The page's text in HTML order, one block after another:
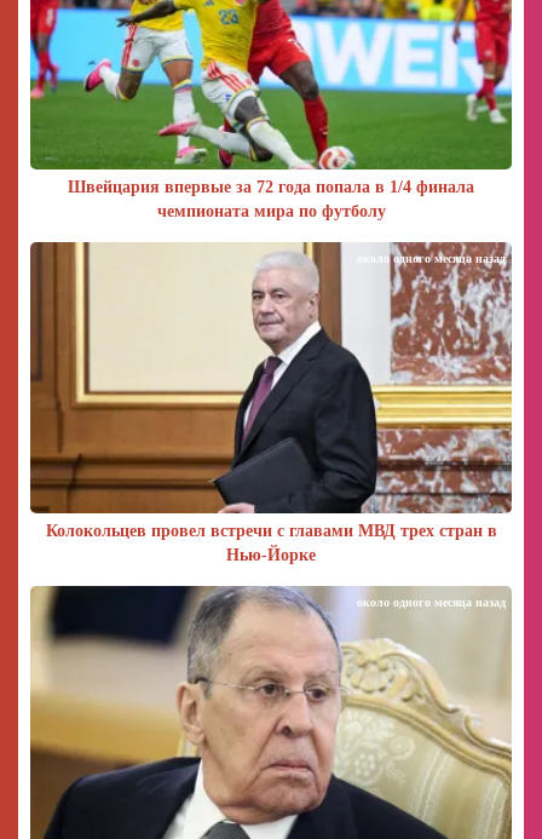
Швейцария впервые за 72 года попала в 1/4 финала
чемпионата мира по футболу
Колокольцев провел встречи с главами МВД трех стран в
Нью-Йорке
около одного месяца назад
около одного месяца назад